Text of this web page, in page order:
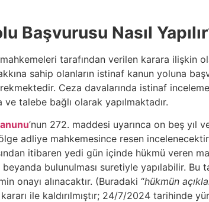
Başvurusu Nasıl
tarafından verilen karara ilişkin
sahip olanların istinaf kanun yoluna
Ceza davalarında istinaf
talebe bağlı olarak yapılmaktadır.
’nun 272. maddesi uyarınca on beş yıl
adliye mahkemesince resen
itibaren yedi gün içinde hükmü veren
bulunulması suretiyle yapılabilir. Bu
onayı alınacaktır. (Buradaki “hükmün
ile kaldırılmıştır; 24/7/2024 tarihinde